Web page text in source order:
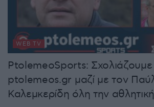
WEB TV
PtolemeoSports:
ptolemeos.gr μαζί με τον
Καλεμκερίδη όλη την